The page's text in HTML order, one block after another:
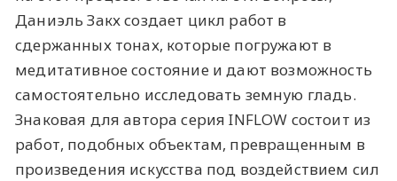
Даниэль Закх создает цикл работ в
сдержанных тонах, которые погружают в
медитативное состояние и дают возможность
самостоятельно исследовать земную гладь.
Знаковая для автора серия INFLOW состоит из
работ, подобных объектам, превращенным в
произведения искусства под воздействием сил